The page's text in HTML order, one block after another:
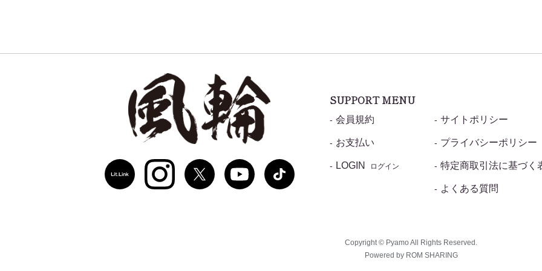
SUPPORT MENU
会員規約
お支払い
LOGIN ログイン
サイトポリシー
プライバシーポリシー
特定商取引法に基づく
よくある質問
Copyright © Pyamo All Rights Reserved.
Powered by ROM SHARING